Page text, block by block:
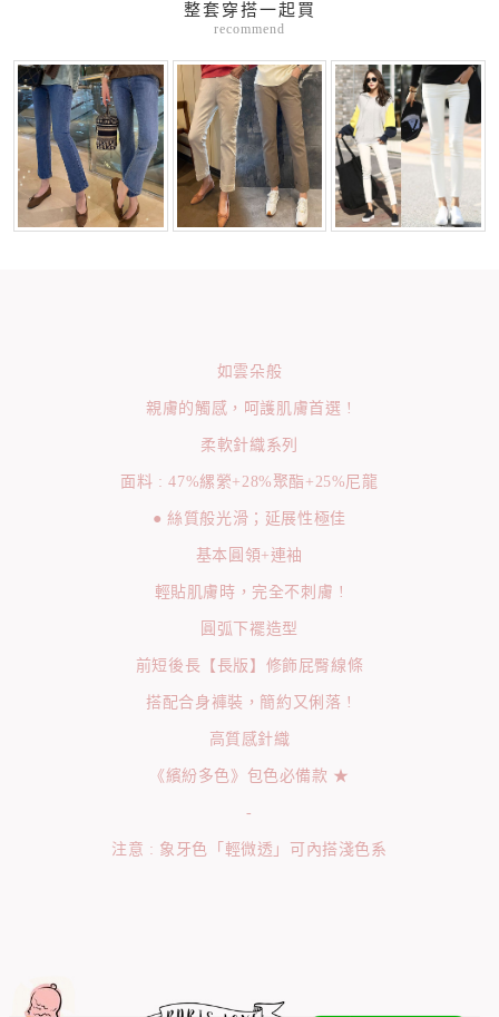
整套穿搭一起買
recommend
如雲朵般
親膚的觸感，呵護肌膚首選 !
柔軟針織系列
面料 : 47%縲縈+28%聚酯+25%尼龍
● 絲質般光滑；延展性極佳
基本圓領+連袖
輕貼肌膚時，完全不刺膚 !
圓弧下襬造型
前短後長【長版】修飾屁臀線條
搭配合身褲裝，簡約又俐落 !
高質感針織
《繽紛多色》包色必備款 ★
-
注意 : 象牙色「輕微透」可內搭淺色系